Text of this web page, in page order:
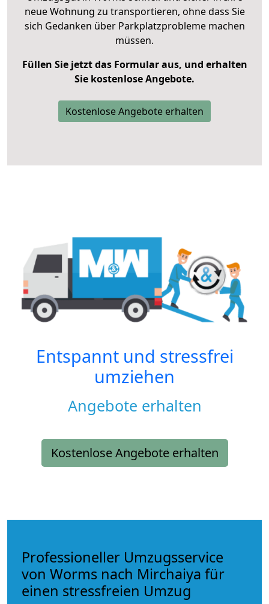
neue Wohnung zu transportieren, ohne dass Sie
sich Gedanken über Parkplatzprobleme machen
müssen.
Füllen Sie jetzt das Formular aus, und erhalten
Sie kostenlose Angebote.
Kostenlose Angebote erhalten
Entspannt und stressfrei
umziehen
Angebote erhalten
Kostenlose Angebote erhalten
Professioneller Umzugsservice
von Worms nach Mirchaiya für
einen stressfreien Umzug